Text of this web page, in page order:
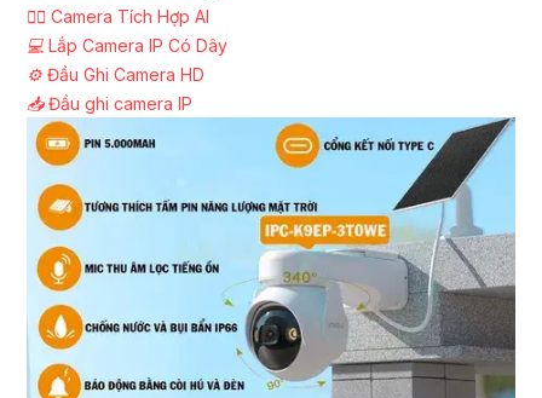
🧛‍♀️ Camera Tích Hợp AI
💻 Lắp Camera IP Có Dây
⚙️ Đầu Ghi Camera HD
📥Đầu ghi camera IP